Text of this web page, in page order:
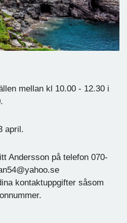
mellan kl 10.00 - 12.30 i
april.
Andersson på telefon 070-
kontaktuppgifter såsom